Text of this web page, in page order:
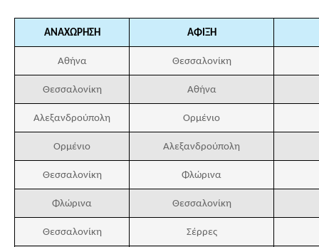
n
u
ΑΝΑΧΩΡΗΣΗ ΑΦΙΞΗ
Αθήνα Θεσσαλονίκη
Θεσσαλονίκη Αθήνα
Αλεξανδρούπολη Ορμένιο
Ορμένιο Αλεξανδρούπολη
Θεσσαλονίκη Φλώρινα
Φλώρινα Θεσσαλονίκη
Θεσσαλονίκη Σέρρες